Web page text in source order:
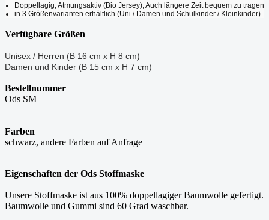
Doppellagig, Atmungsaktiv (Bio Jersey), Auch längere Zeit bequem zu tragen
in 3 Größenvarianten erhältlich (Uni / Damen und Schulkinder / Kleinkinder)
Verfügbare Größen
Unisex / Herren (B 16 cm x H 8 cm)
Damen und Kinder (B 15 cm x H 7 cm)
Bestellnummer
Ods SM
Farben
schwarz, andere Farben auf Anfrage
Eigenschaften der Ods Stoffmaske
Unsere Stoffmaske ist aus 100% doppellagiger Baumwolle gefertigt.
Baumwolle und Gummi sind 60 Grad waschbar.